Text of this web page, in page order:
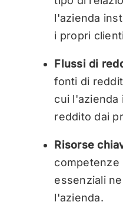
l'azienda
i propri
Flussi di
fonti di
cui l'azienda
reddito dai
Risorse
competenze
essenziali
l'azienda.